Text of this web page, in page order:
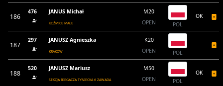
186
476 JANUS Michał
KOŹMICE MAŁE
M20
OPEN
POL
OK
187
297 JANUSZ Agnieszka
KRAKÓW
K20
OPEN
POL
188
520 JANUSZ Mariusz
SEKCJA BIEGACZA TYNIECKA 6 ZAWADA
M50
OPEN
POL
OK